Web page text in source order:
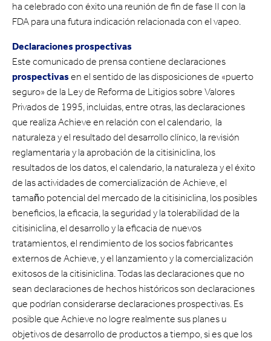
ha celebrado con éxito una reunión de fin de fase II con la
FDA para una futura indicación relacionada con el vapeo.
Declaraciones prospectivas
Este comunicado de prensa contiene declaraciones
prospectivasen el sentido de las disposiciones de «puerto
seguro» de la Ley de Reforma de Litigios sobre Valores
Privados de 1995, incluidas, entre otras, las declaraciones
que realiza Achieve en relación con el calendario, la
naturaleza y el resultado del desarrollo clínico, la revisión
reglamentaria y la aprobación de la citisiniclina, los
resultados de los datos, el calendario, la naturaleza y el éxito
de las actividades de comercialización de Achieve, el
tamaño potencial del mercado de la citisiniclina, los posibles
beneficios, la eficacia, la seguridad y la tolerabilidad de la
citisiniclina, el desarrollo y la eficacia de nuevos
tratamientos, el rendimiento de los socios fabricantes
externos de Achieve, y el lanzamiento y la comercialización
exitosos de la citisiniclina. Todas las declaraciones que no
sean declaraciones de hechos históricos son declaraciones
que podrían considerarse declaraciones prospectivas. Es
posible que Achieve no logre realmente sus planes u
objetivos de desarrollo de productos a tiempo, si es que los